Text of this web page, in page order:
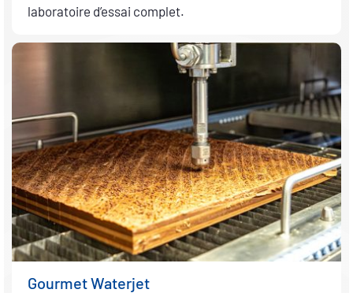
laboratoire d’essai complet.
Gourmet Waterjet